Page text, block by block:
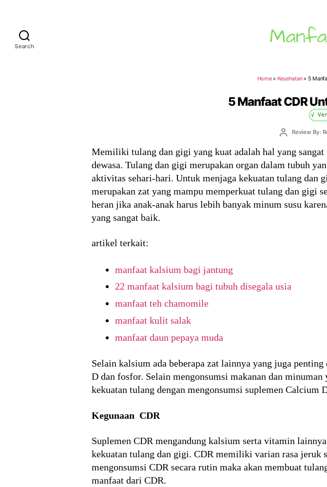
Search
Home» Kesehatan» 5
5 Manfaat CDR
√
PostReview By:
Memiliki tulang dan gigi yang kuat adalah hal yang
dewasa. Tulang dan gigi merupakan organ dalam tubuh
aktivitas sehari-hari. Untuk menjaga kekuatan tulang
merupakan zat yang mampu memperkuat tulang dan gigi
heran jika anak-anak harus lebih banyak minum susu
yang sangat baik.
artikel terkait:
manfaat kalsium bagi jantung
22 manfaat kalsium bagi tubuh disegala usia
manfaat teh chamomile
manfaat kulit salak
manfaat daun pepaya muda
Selain kalsium ada beberapa zat lainnya yang juga
D dan fosfor. Selain mengonsumsi makanan dan
kekuatan tulang dengan mengonsumsi suplemen Calcium
Kegunaan CDR
Suplemen CDR mengandung kalsium serta vitamin
kekuatan tulang dan gigi. CDR memiliki varian rasa jeruk
mengonsumsi CDR secara rutin maka akan membuat
manfaat dari CDR.